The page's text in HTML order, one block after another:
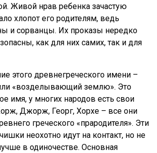
Живой нрав ребенка зачастую
хлопот его родителям, ведь
и сорванцы. Их проказы нередко
как для них самих, так и для
этого древнегреческого имени –
«возделывающий землю». Это
имя, у многих народов есть свои
Джорж, Георг, Хорхе – все они
греческого «прародителя». Эти
неохотно идут на контакт, но не
в одиночестве. Основная